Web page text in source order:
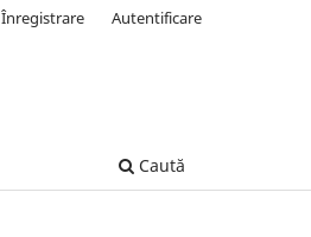
Caută
Înregistrare Autentificare